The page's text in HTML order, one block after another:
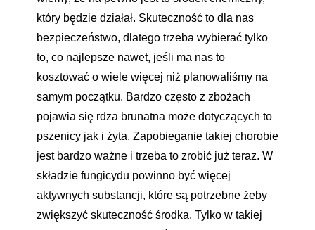
który będzie działał. Skuteczność to dla nas
bezpieczeństwo, dlatego trzeba wybierać tylko
to, co najlepsze nawet, jeśli ma nas to
kosztować o wiele więcej niż planowaliśmy na
samym początku. Bardzo często z zbożach
pojawia się rdza brunatna może dotyczących to
pszenicy jak i żyta. Zapobieganie takiej chorobie
jest bardzo ważne i trzeba to zrobić już teraz. W
składzie fungicydu powinno być więcej
aktywnych substancji, które są potrzebne żeby
zwiększyć skuteczność środka. Tylko w takiej